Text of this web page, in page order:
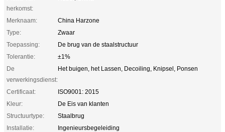
herkomst:
Merknaam:
China Harzone
Type:
Zwaar
Toepassing:
De brug van de staalstructuur
Tolerantie:
±1%
De
verwerkingsdienst:
Het buigen, het Lassen, Decoiling, Knipsel, Ponsen
Certificaat:
ISO9001: 2015
Kleur:
De Eis van klanten
Structuurtype:
Staalbrug
Installatie:
Ingenieursbegeleiding